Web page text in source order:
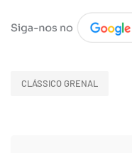
CLÁSSICO GRENAL